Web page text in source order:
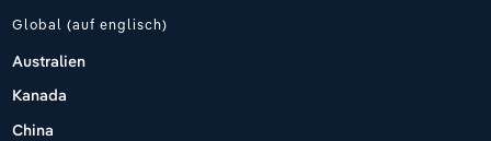
Global (auf englisch)
Australien
Kanada
China